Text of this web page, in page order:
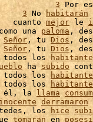
3 Por
3 No habitarán
mejor le
una paloma ,
Señor, tu Dios ,
Señor , tu Dios ,
los
ha subido
los
los
la llama
inocente derramaron
los hice
tomaran en